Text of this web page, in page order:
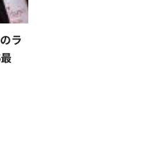
ラ